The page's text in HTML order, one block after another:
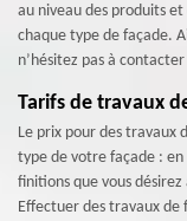
au niveau des produits
chaque type de façade.
n’hésitez pas à
Tarifs de travaux
Le prix pour des travaux
type de votre façade :
finitions que vous
Effectuer des travaux de